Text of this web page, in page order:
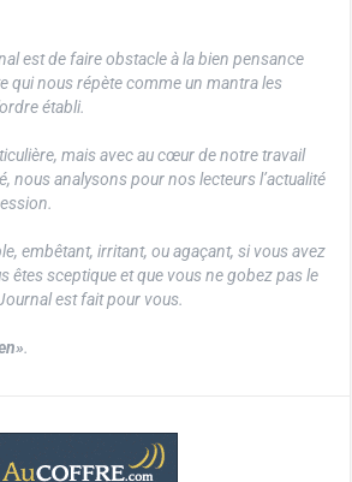
est de faire obstacle à la bien pensance
qui nous répète comme un mantra les
établi.
mais avec au cœur de notre travail
nous analysons pour nos lecteurs l’actualité
embêtant, irritant, ou agaçant, si vous avez
êtes sceptique et que vous ne gobez pas le
est fait pour vous.
.